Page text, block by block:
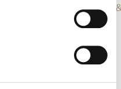
Bar